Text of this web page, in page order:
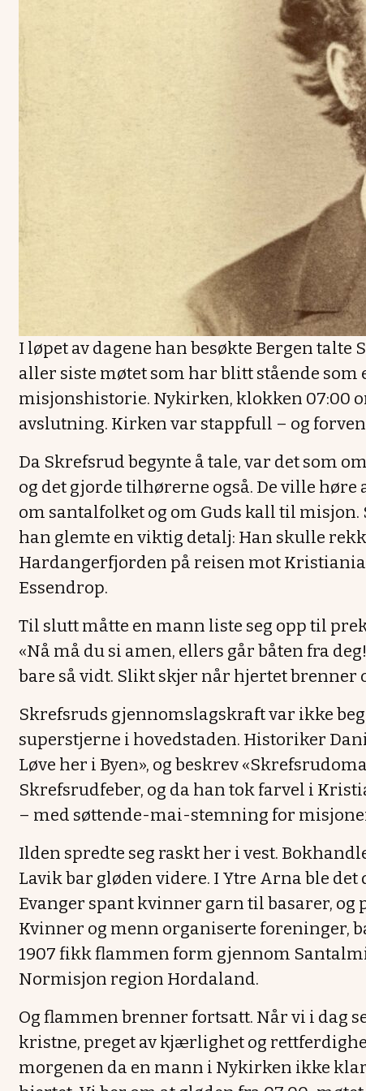
I løpet av dagene han besøkte Bergen
aller siste møtet som har blitt stående
misjonshistorie. Nykirken, klokken 07:00
avslutning. Kirken var stappfull – og
Da Skrefsrud begynte å tale, var det som
og det gjorde tilhørerne også. De ville
om santalfolket og om Guds kall til misjon.
han glemte en viktig detalj: Han skulle
Hardangerfjorden på reisen mot
Essendrop.
Til slutt måtte en mann liste seg opp til
«Nå må du si amen, ellers går båten fra
bare så vidt. Slikt skjer når hjertet brenner
Skrefsruds gjennomslagskraft var ikke
superstjerne i hovedstaden. Historiker
Løve her i Byen», og beskrev
Skrefsrudfeber, og da han tok farvel i
– med søttende-mai-stemning for
Ilden spredte seg raskt her i vest.
Lavik bar gløden videre. I Ytre Arna ble
Evanger spant kvinner garn til basarer, og
Kvinner og menn organiserte foreninger,
1907 fikk flammen form gjennom
Normisjon region Hordaland.
Og flammen brenner fortsatt. Når vi i dag
kristne, preget av kjærlighet og
morgenen da en mann i Nykirken ikke